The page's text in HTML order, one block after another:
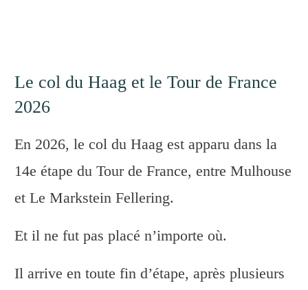
Le col du Haag et le Tour de France
2026
En 2026, le col du Haag est apparu dans la
14e étape du Tour de France, entre Mulhouse
et Le Markstein Fellering.
Et il ne fut pas placé n’importe où.
Il arrive en toute fin d’étape, après plusieurs